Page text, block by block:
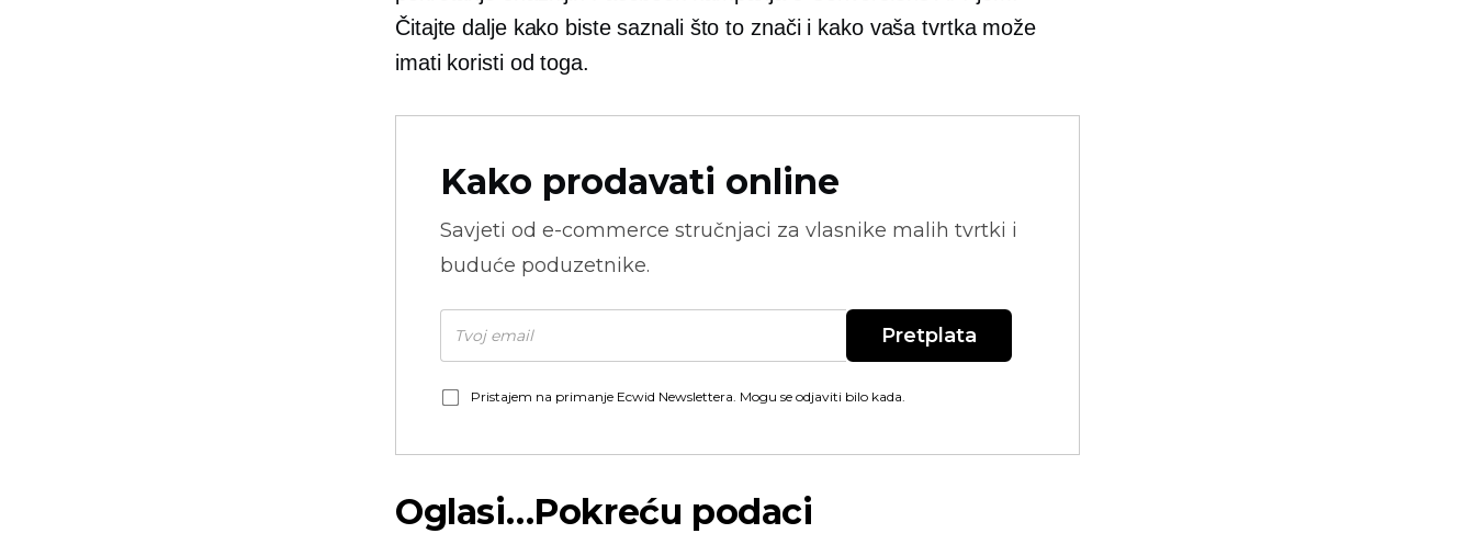
Čitajte dalje kako biste saznali što to znači i kako vaša tvrtka može
imati koristi od toga.
Kako prodavati online
Savjeti od e-commerce stručnjaci za vlasnike malih tvrtki i
buduće poduzetnike.
Pretplata
Pristajem na primanje Ecwid Newslettera. Mogu se odjaviti bilo kada.
Oglasi…Pokreću podaci